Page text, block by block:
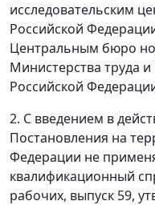
исследовательским
Российской
Центральным бюро
Министерства труда
Российской
2. С введением в
Постановления на
Федерации не
квалификационный
рабочих, выпуск 59,